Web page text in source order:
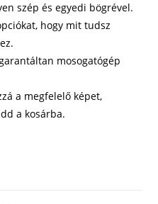
szép és egyedi bögrével.
hogy mit tudsz
mosogatógép
a megfelelő képet,
a kosárba.